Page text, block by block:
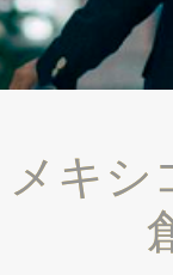
メキシ